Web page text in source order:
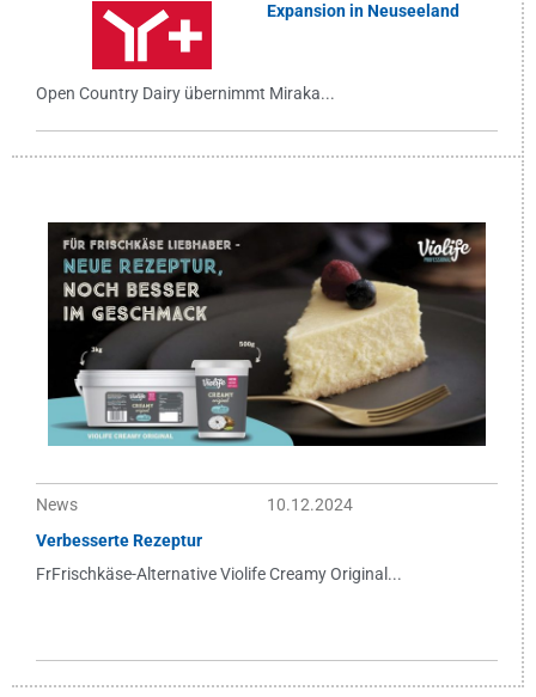
Expansion in Neuseeland
Open Country Dairy übernimmt Miraka...
News
10.12.2024
Verbesserte Rezeptur
FrFrischkäse-Alternative Violife Creamy Original...